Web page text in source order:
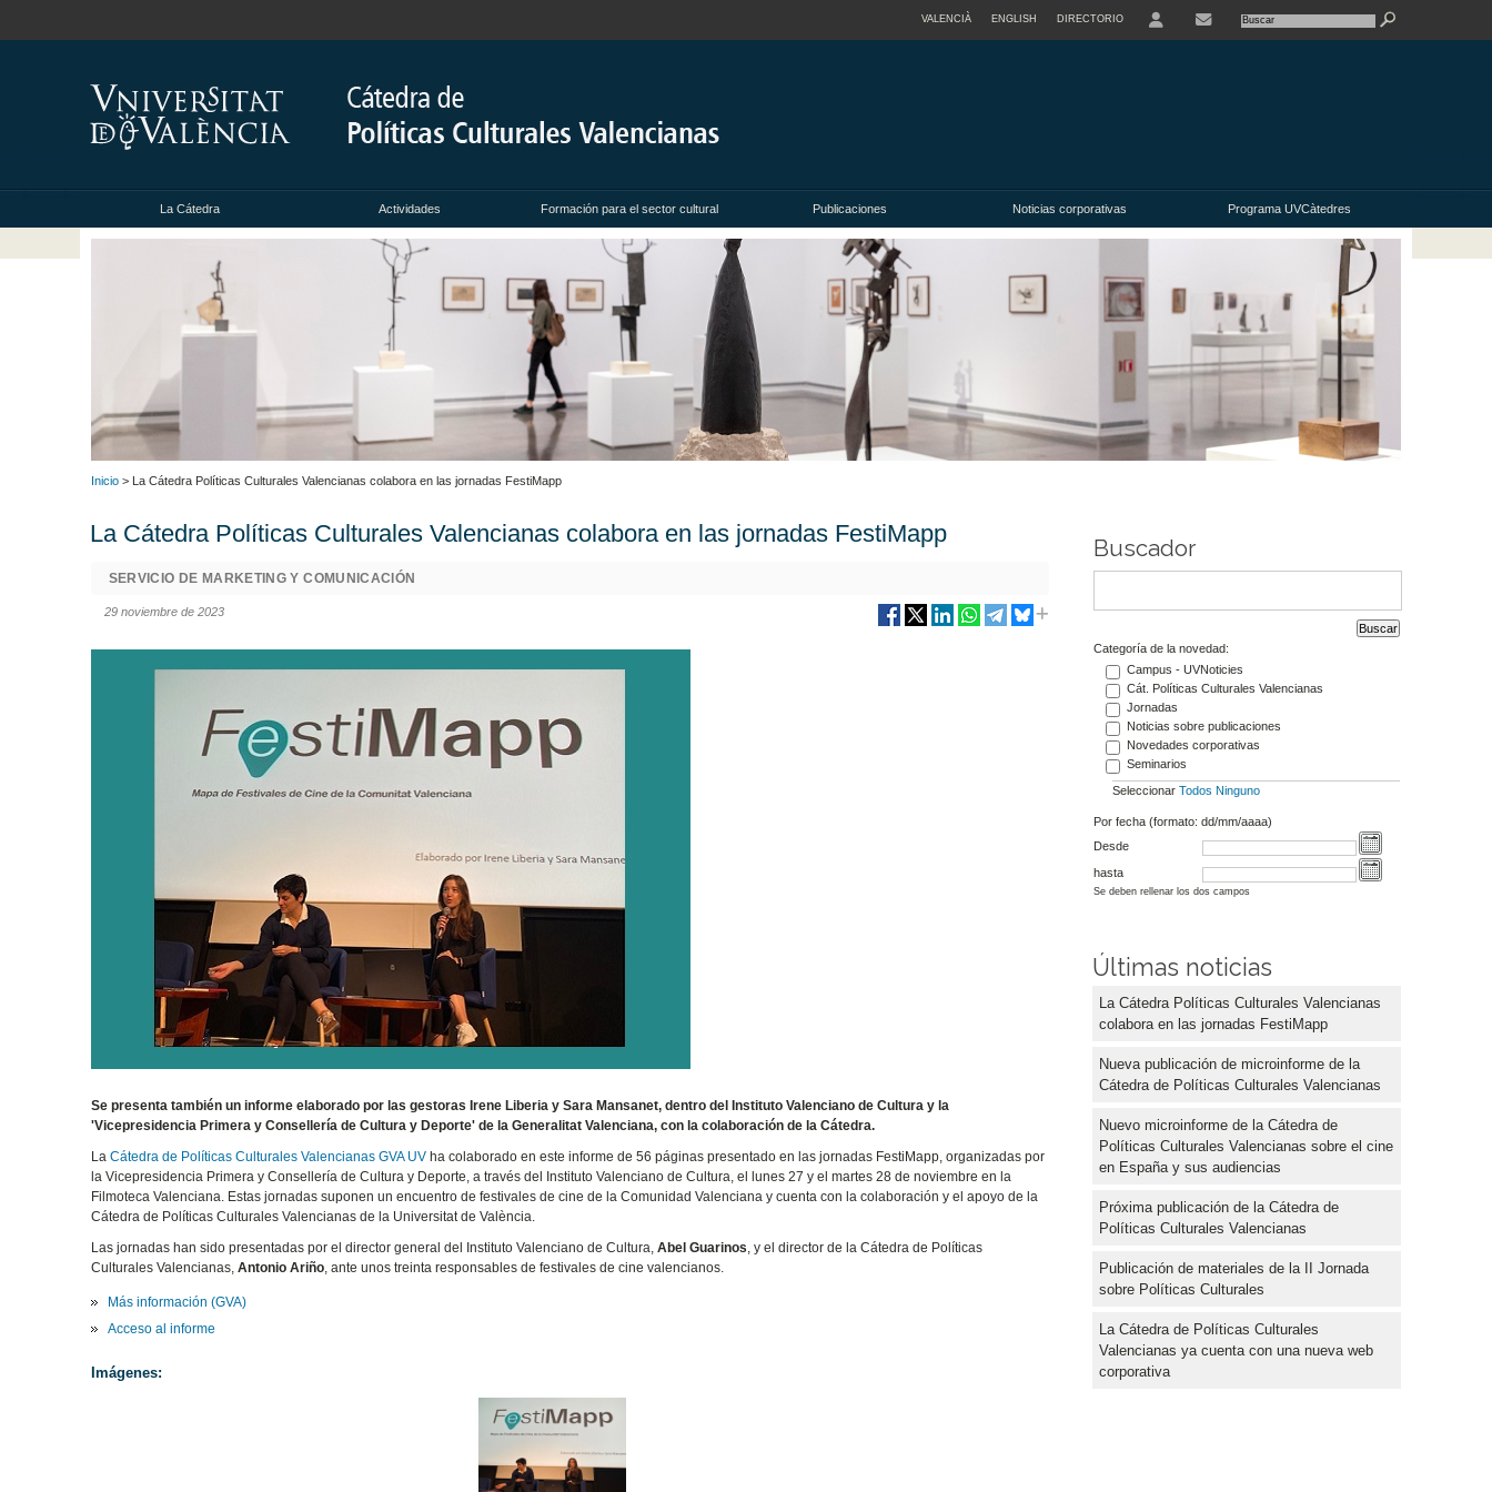
VALENCIÀ ENGLISH DIRECTORIO
La Cátedra Actividades Formación para el sector cultural Publicaciones Noticias corporativas Programa UVCàtedres
Inicio > La Cátedra Políticas Culturales Valencianas colabora en las jornadas FestiMapp
La Cátedra Políticas Culturales Valencianas colabora en las jornadas FestiMapp
SERVICIO DE MARKETING Y COMUNICACIÓN
29 noviembre de 2023
Se presenta también un informe elaborado por las gestoras Irene Liberia y Sara Mansanet, dentro del Instituto Valenciano de Cultura y la
'Vicepresidencia Primera y Consellería de Cultura y Deporte' de la Generalitat Valenciana, con la colaboración de la Cátedra.
LaCátedra de Políticas Culturales Valencianas GVA UV ha colaborado en este informe de 56 páginas presentado en las jornadas FestiMapp, organizadas por
la Vicepresidencia Primera y Consellería de Cultura y Deporte, a través del Instituto Valenciano de Cultura, el lunes 27 y el martes 28 de noviembre en la
Filmoteca Valenciana. Estas jornadas suponen un encuentro de festivales de cine de la Comunidad Valenciana y cuenta con la colaboración y el apoyo de la
Cátedra de Políticas Culturales Valencianas de la Universitat de València.
Las jornadas han sido presentadas por el director general del Instituto Valenciano de Cultura,Abel Guarinos, y el director de la Cátedra de Políticas
Culturales Valencianas,Antonio Ariño, ante unos treinta responsables de festivales de cine valencianos.
Más información (GVA)
Acceso al informe
Imágenes:
Buscador
Categoría de la novedad:
Campus - UVNoticies
Cát. Políticas Culturales Valencianas
Jornadas
Noticias sobre publicaciones
Novedades corporativas
Seminarios
Seleccionar Todos Ninguno
Por fecha (formato: dd/mm/aaaa)
Desde
hasta
Se deben rellenar los dos campos
Últimas noticias
La Cátedra Políticas Culturales Valencianas
colabora en las jornadas FestiMapp
Nueva publicación de microinforme de la
Cátedra de Políticas Culturales Valencianas
Nuevo microinforme de la Cátedra de
Políticas Culturales Valencianas sobre el cine
en España y sus audiencias
Próxima publicación de la Cátedra de
Políticas Culturales Valencianas
Publicación de materiales de la II Jornada
sobre Políticas Culturales
La Cátedra de Políticas Culturales
Valencianas ya cuenta con una nueva web
corporativa